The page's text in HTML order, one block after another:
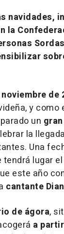
navidades,
la
de
y como
un
la
Una
tendrá lugar el
este año
cantante
de ágora,
a